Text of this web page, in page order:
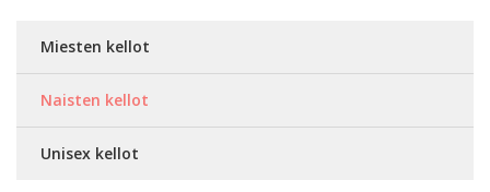
Miesten kellot
Naisten kellot
Unisex kellot